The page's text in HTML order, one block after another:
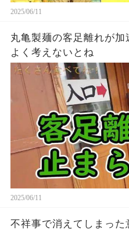
2025/06/11
丸亀製麺の客足離れが
よく考えないとね
2025/06/11
不祥事で消えてしまった